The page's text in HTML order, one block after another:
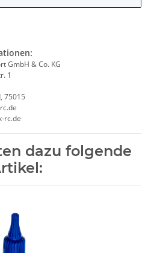
GmbH & Co. KG
1
75015
rc.de
dazu folgende